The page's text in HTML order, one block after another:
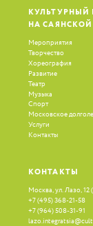
КУЛЬТУРНЫЙ
НА САЯНСКОЙ
Мероприятия
Творчество
Хореография
Развитие
Театр
Музыка
Спорт
Московское
Услуги
Контакты
КОНТАКТЫ
Москва, ул. Лазо, 12(
+7(495) 368-21-58
+7(964) 508-31-91